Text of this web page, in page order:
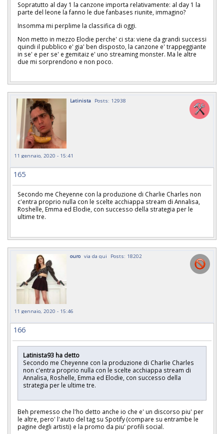
Sopratutto al day 1 la canzone importa relativamente: al day 1 la
parte del leone la fanno le due fanbases riunite, immagino?
Insomma mi perplime la classifica di oggi.
Non metto in mezzo Elodie perche' ci sta: viene da grandi successi
quindi il pubblico e' gia' ben disposto, la canzone e' trappeggiante
in se' e per se' e gemitaiz e' uno streaming monster. Ma le altre
due mi sorprendono e non poco.
Latinista Posts: 12938
11 gennaio, 2020 - 15:41
165
Secondo me Cheyenne con la produzione di Charlie Charles non
c'entra proprio nulla con le scelte acchiappa stream di Annalisa,
Roshelle, Emma ed Elodie, con successo della strategia per le
ultime tre.
ouro via da qui Posts: 18202
11 gennaio, 2020 - 15:46
166
Latinista93 ha detto
Secondo me Cheyenne con la produzione di Charlie Charles
non c'entra proprio nulla con le scelte acchiappa stream di
Annalisa, Roshelle, Emma ed Elodie, con successo della
strategia per le ultime tre.
Beh premesso che l'ho detto anche io che e' un discorso piu' per
le altre, pero' l'aiuto del tag su Spotify (compare su entrambe le
pagine degli artisti) e la promo da piu' profili social.